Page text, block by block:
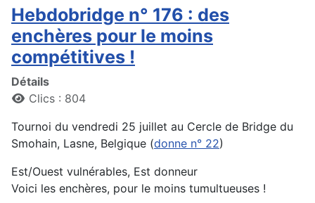
Hebdobridge n° 176 : des
enchères pour le moins
compétitives !
Détails
Clics : 804
Tournoi du vendredi 25 juillet au Cercle de Bridge du
Smohain, Lasne, Belgique (donne n° 22)
Est/Ouest vulnérables, Est donneur
Voici les enchères, pour le moins tumultueuses !